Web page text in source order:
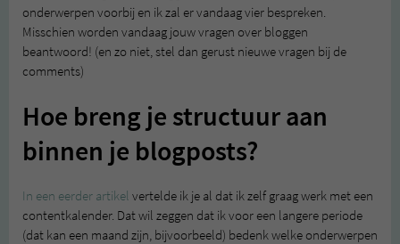
onderwerpen voorbij en ik zal er vandaag vier bespreken.
Misschien worden vandaag jouw vragen over bloggen
beantwoord! (en zo niet, stel dan gerust nieuwe vragen bij de
comments)
Hoe breng je structuur aan
binnen je blogposts?
In een eerder artikel vertelde ik je al dat ik zelf graag werk met een
contentkalender. Dat wil zeggen dat ik voor een langere periode
(dat kan een maand zijn, bijvoorbeeld) bedenk welke onderwerpen